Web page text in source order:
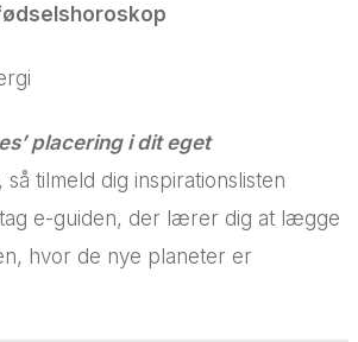
placering i dit eget
så tilmeld dig inspirationslisten
e-guiden, der lærer dig at lægge
hvor de nye planeter er